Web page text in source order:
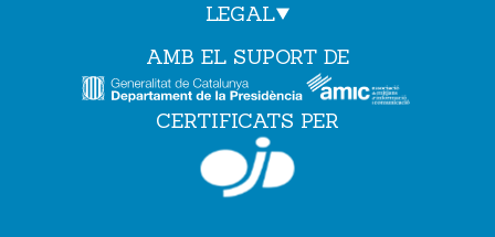
LEGAL
AMB EL SUPORT DE
CERTIFICATS PER